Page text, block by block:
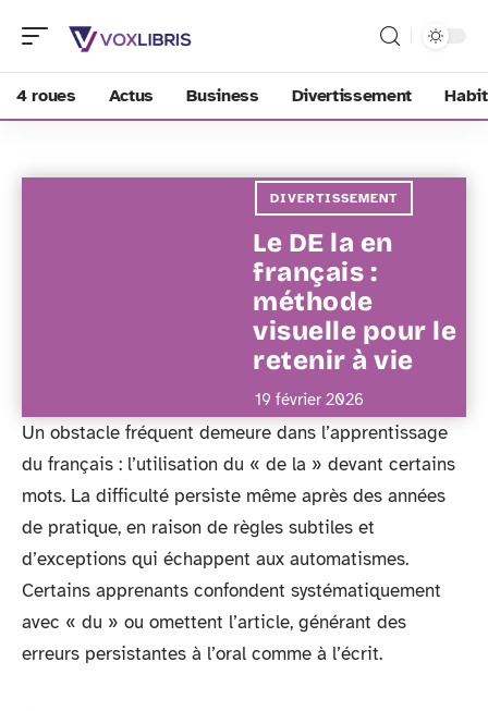
4 roues Actus Business Divertissement
DIVERTISSEMENT
Le DE la en
français :
méthode
visuelle pour le
retenir à vie
19 février 2026
Un obstacle fréquent demeure dans l’apprentissage
du français : l’utilisation du « de la » devant certains
mots. La difficulté persiste même après des années
de pratique, en raison de règles subtiles et
d’exceptions qui échappent aux automatismes.
Certains apprenants confondent systématiquement
avec « du » ou omettent l’article, générant des
erreurs persistantes à l’oral comme à l’écrit.